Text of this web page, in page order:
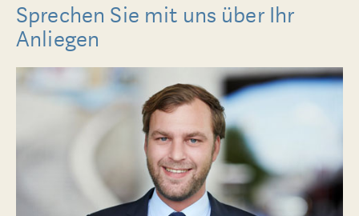
Sprechen Sie mit uns über Ihr
Anliegen